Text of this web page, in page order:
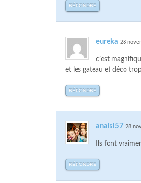
RÉPONDRE
eureka 28
c’est
et les gateau et déco
RÉPONDRE
anaisl57 28
Ils font
RÉPONDRE